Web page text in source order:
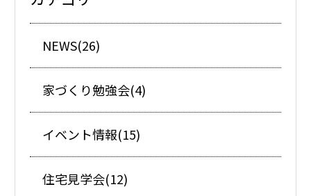
NEWS(26)
家づくり勉強会(4)
イベント情報(15)
住宅見学会(12)